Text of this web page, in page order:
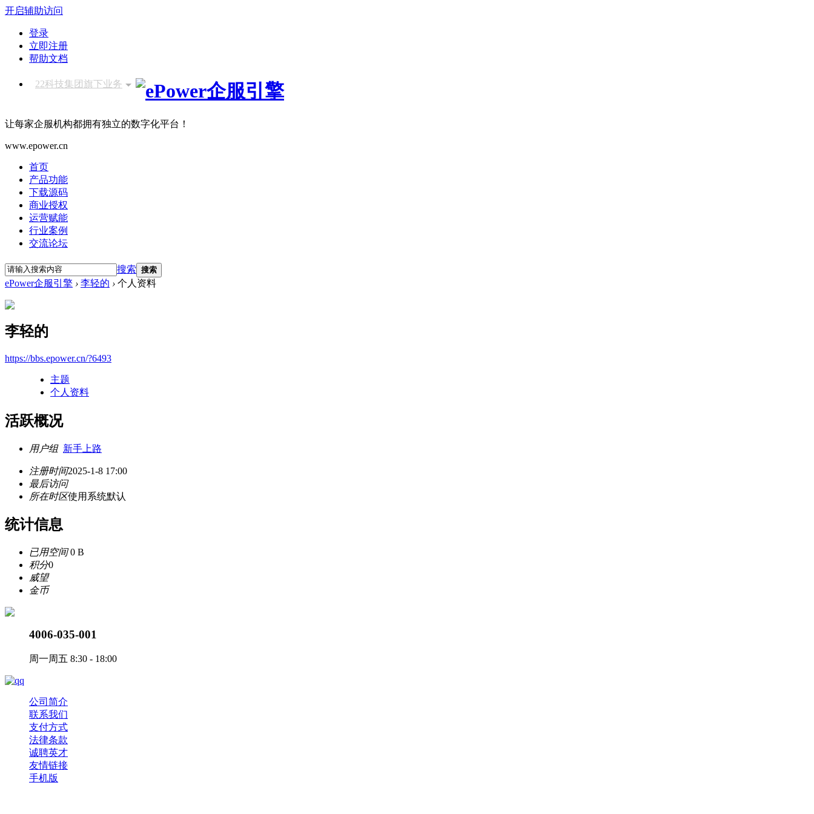
开启辅助访问
登录
立即注册
帮助文档
22科技集团旗下业务
让每家企服机构都拥有独立的数字化平台！
www.epower.cn
首页
产品功能
下载源码
商业授权
运营赋能
行业案例
交流论坛
搜索 搜索
ePower企服引擎 › 李轻的 › 个人资料
李轻的
https://bbs.epower.cn/?6493
主题
个人资料
活跃概况
用户组 新手上路
注册时间2025-1-8 17:00
最后访问
所在时区使用系统默认
统计信息
已用空间0 B
积分0
威望
金币
4006-035-001
周一周五 8:30 - 18:00
公司简介
联系我们
支付方式
法律条款
诚聘英才
友情链接
手机版